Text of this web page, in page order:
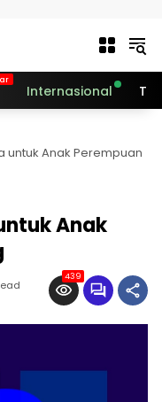
Internasional
untuk Anak Perempuan
Anak
439